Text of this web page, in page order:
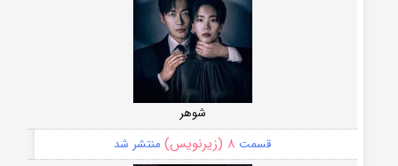
شوهر
قسمت ۸ (زیرنویس) منتشر شد